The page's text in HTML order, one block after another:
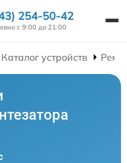
254-50-42
с 9:00 до 21:00
Каталог устройств